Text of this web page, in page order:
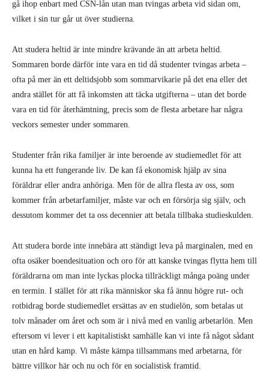
gå ihop enbart med CSN-lån utan man tvingas arbeta vid sidan om,
vilket i sin tur går ut över studierna.
Att studera heltid är inte mindre krävande än att arbeta heltid.
Sommaren borde därför inte vara en tid då studenter tvingas arbeta –
ofta på mer än ett deltidsjobb som sommarvikarie på det ena eller det
andra stället för att få inkomsten att täcka utgifterna – utan det borde
vara en tid för återhämtning, precis som de flesta arbetare har några
veckors semester under sommaren.
Studenter från rika familjer är inte beroende av studiemedlet för att
kunna ha ett fungerande liv. De kan få ekonomisk hjälp av sina
föräldrar eller andra anhöriga. Men för de allra flesta av oss, som
kommer från arbetarfamiljer, måste var och en försörja sig själv, och
dessutom kommer det ta oss decennier att betala tillbaka studieskulden.
Att studera borde inte innebära att ständigt leva på marginalen, med en
ofta osäker boendesituation och oro för att kanske tvingas flytta hem till
föräldrarna om man inte lyckas plocka tillräckligt många poäng under
en termin. I stället för att rika människor ska få ännu högre rut- och
rotbidrag borde studiemedlet ersättas av en studielön, som betalas ut
tolv månader om året och som är i nivå med en vanlig arbetarlön. Men
eftersom vi lever i ett kapitalistiskt samhälle kan vi inte få något sådant
utan en hård kamp. Vi måste kämpa tillsammans med arbetarna, för
bättre villkor här och nu och för en socialistisk framtid.